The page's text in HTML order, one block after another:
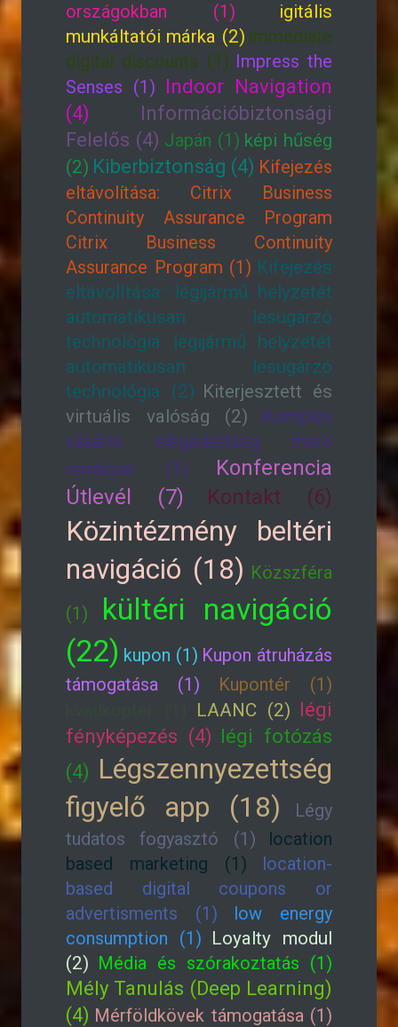
országokban (1)
igitális
munkáltatói márka (2) immediate
digital discounts (1) Impress the
Senses (1) Indoor Navigation
(4)
Információbiztonsági
Felelős (4) Japán (1) képi hűség
(2) Kiberbiztonság (4) Kifejezés
eltávolítása: Citrix Business
Continuity Assurance Program
Citrix Business Continuity
Assurance Program (1) Kifejezés
eltávolítása: légijármű helyzetét
automatikusan lesugárzó
technológia légijármű helyzetét
automatikusan lesugárzó
technológia (2) Kiterjesztett és
virtuális valóság (2)
Komplex
vásárló elégedettség mérő
rendszer (1)
Konferencia
Útlevél (7)
Kontakt (6)
Közintézmény beltéri
navigáció (18) Közszféra
(1)
kültéri navigáció
(22) kupon (1) Kupon átruházás
támogatása (1)
Kupontér (1)
LAANC (2) légi
fényképezés (4) légi fotózás
(4) Légszennyezettség
figyelő app (18)
Légy
tudatos fogyasztó (1)
location
based marketing (1)
location-
based digital coupons or
advertisments (1)
low energy
consumption (1) Loyalty modul
(2) Média és szórakoztatás (1)
Mély Tanulás (Deep Learning)
(4) Mérföldkövek támogatása (1)